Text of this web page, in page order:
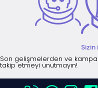
Son gelişmelerden ve
takip etmeyi unutmayın!